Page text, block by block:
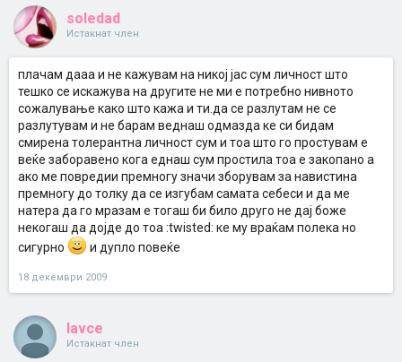
soledad
Истакнат член
плачам дааа и не кажувам на никој јас сум личност што
тешко се искажува на другите не ми е потребно нивното
сожалување како што кажа и ти.да се разлутам не се
разлутувам и не барам веднаш одмазда ке си бидам
смирена толерантна личност сум и тоа што го простувам е
веќе заборавено кога еднаш сум простила тоа е закопано а
ако ме повредии премногу значи зборувам за навистина
премногу до толку да се изгубам самата себеси и да ме
натера да го мразам е тогаш би било друго не дај боже
некогаш да дојде до тоа :twisted: ке му враќам полека но
сигурно
и дупло повеќе
18 декември 2009
lavce
Истакнат член